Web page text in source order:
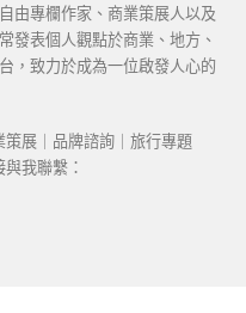
由專欄作家、商業策展人以及
發表個人觀點於商業、地方、
，致力於成為一位啟發人心的
展｜品牌諮詢｜旅行專題
我聯繫：